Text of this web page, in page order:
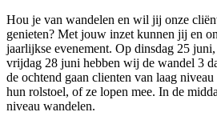
Hou je van wandelen en wil jij onze
genieten? Met jouw inzet kunnen jij en
jaarlijkse evenement. Op dinsdag 25
vrijdag 28 juni hebben wij de wandel 3
de ochtend gaan clienten van laag
hun rolstoel, of ze lopen mee. In de
niveau wandelen.